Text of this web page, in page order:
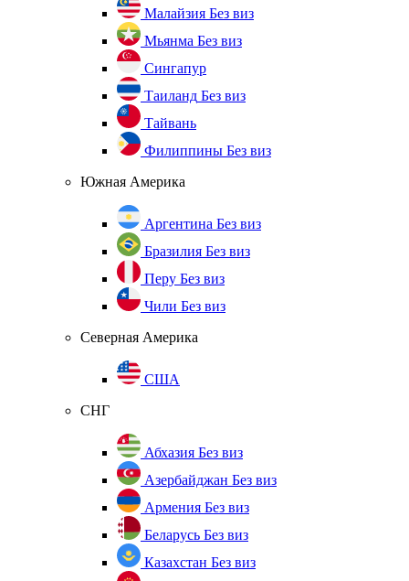
Малайзия Без виз
Мьянма Без виз
Сингапур
Таиланд Без виз
Тайвань
Филиппины Без виз
Южная Америка
Аргентина Без виз
Бразилия Без виз
Перу Без виз
Чили Без виз
Северная Америка
США
СНГ
Абхазия Без виз
Азербайджан Без виз
Армения Без виз
Беларусь Без виз
Казахстан Без виз